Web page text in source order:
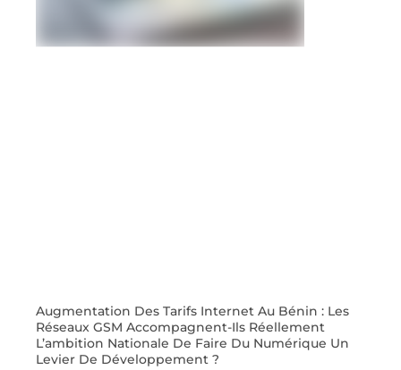
Augmentation Des Tarifs Internet Au Bénin : Les
Réseaux GSM Accompagnent-Ils Réellement
L’ambition Nationale De Faire Du Numérique Un
Levier De Développement ?